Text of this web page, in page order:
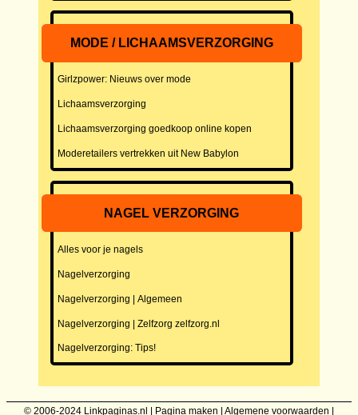
MODE / LICHAAMSVERZORGING
Girlzpower: Nieuws over mode
Lichaamsverzorging
Lichaamsverzorging goedkoop online kopen
Moderetailers vertrekken uit New Babylon
NAGEL VERZORGING
Alles voor je nagels
Nagelverzorging
Nagelverzorging | Algemeen
Nagelverzorging | Zelfzorg zelfzorg.nl
Nagelverzorging: Tips!
© 2006-2024 Linkpaginas.nl | Pagina maken | Algemene voorwaarden |